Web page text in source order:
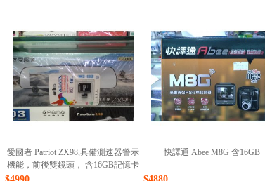
愛國者 Patriot ZX98,具備測速器警示
機能，前後雙鏡頭， 含16GB記憶卡
快譯通 Abee M8G 含16GB